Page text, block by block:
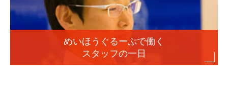
めいほうぐるーぷで働く
スタッフの一日